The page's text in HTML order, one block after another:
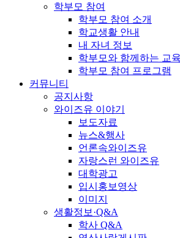
학부모 참여
학부모 참여 소개
학교생활 안내
내 자녀 정보
학부모와 함께하는 교육
학부모 참여 프로그램
커뮤니티
공지사항
와이즈유 이야기
보도자료
뉴스&행사
언론속와이즈유
자랑스런 와이즈유
대학광고
입시홍보영상
이미지
생활정보·Q&A
학사 Q&A